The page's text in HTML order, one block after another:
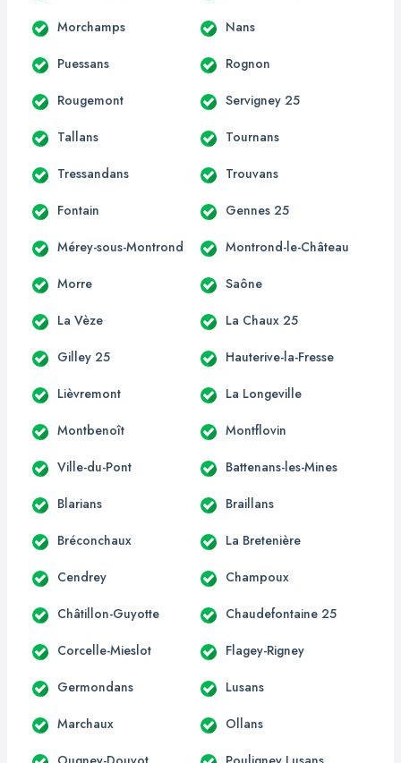
Morchamps Nans
Puessans Rognon
Rougemont Servigney 25
Tallans Tournans
Tressandans Trouvans
Fontain Gennes 25
Mérey-sous-Montrond Montrond-le-Château
Morre Saône
La Vèze La Chaux 25
Gilley 25 Hauterive-la-Fresse
Lièvremont La Longeville
Montbenoît Montflovin
Ville-du-Pont Battenans-les-Mines
Blarians Braillans
Bréconchaux La Bretenière
Cendrey Champoux
Châtillon-Guyotte Chaudefontaine 25
Corcelle-Mieslot Flagey-Rigney
Germondans Lusans
Marchaux Ollans